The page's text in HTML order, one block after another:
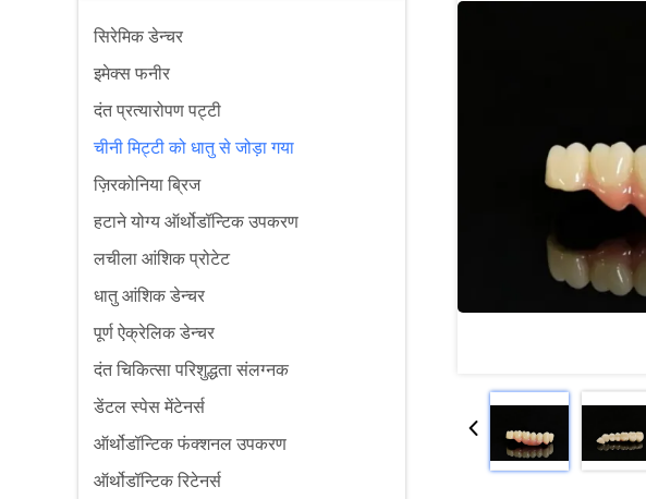
सिरेमिक डेन्चर
इमेक्स फनीर
दंत प्रत्यारोपण पट्टी
चीनी मिट्टी को धातु से जोड़ा गया
ज़िरकोनिया ब्रिज
हटाने योग्य ऑर्थोडॉन्टिक उपकरण
लचीला आंशिक प्रोटेट
धातु आंशिक डेन्चर
पूर्ण ऐक्रेलिक डेन्चर
दंत चिकित्सा परिशुद्धता संलग्नक
डेंटल स्पेस मेंटेनर्स
ऑर्थोडॉन्टिक फंक्शनल उपकरण
ऑर्थोडॉन्टिक रिटेनर्स